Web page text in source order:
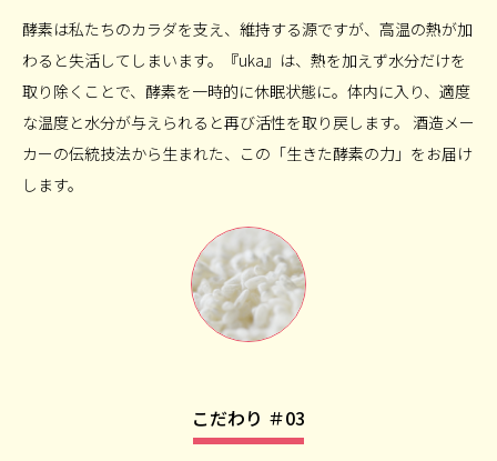
酵素は私たちのカラダを支え、維持する源ですが、高温の熱が加
わると失活してしまいます。『uka』は、熱を加えず水分だけを
取り除くことで、酵素を一時的に休眠状態に。体内に入り、適度
な温度と水分が与えられると再び活性を取り戻します。 酒造メー
カーの伝統技法から生まれた、この「生きた酵素の力」をお届け
します。
こだわり ＃03